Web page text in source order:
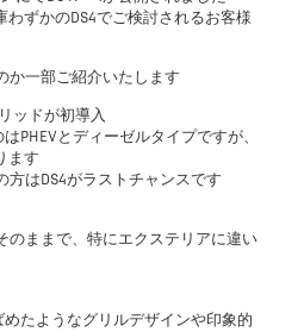
わずかのDS4でご検討されるお客様
か一部ご紹介いたします
ッドが初導入
PHEVとディーゼルタイプですが、
ます
方はDS4がラストチャンスです
のままで、特にエクステリアに違い
めたようなグリルデザインや印象的